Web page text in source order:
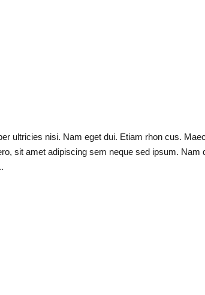
ultricies nisi. Nam eget dui. Etiam rhon cus.
sit amet adipiscing sem neque sed ipsum. Nam